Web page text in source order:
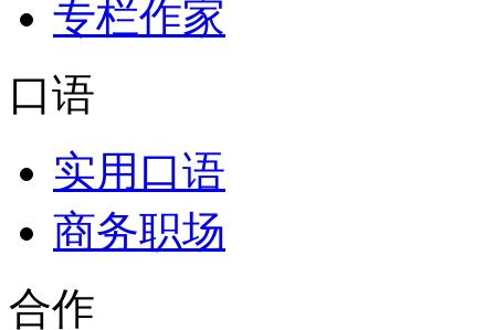
专栏作家
口语
实用口语
商务职场
合作